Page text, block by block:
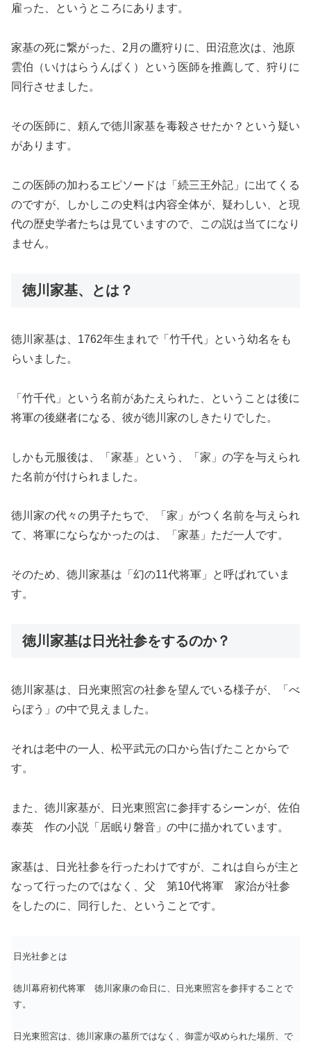
雇った、というところにあります。
家基の死に繋がった、2月の鷹狩りに、田沼意次は、池原
雲伯（いけはらうんぱく）という医師を推薦して、狩りに
同行させました。
その医師に、頼んで徳川家基を毒殺させたか？という疑い
があります。
この医師の加わるエピソードは「続三王外記」に出てくる
のですが、しかしこの史料は内容全体が、疑わしい、と現
代の歴史学者たちは見ていますので、この説は当てになり
ません。
徳川家基、とは？
徳川家基は、1762年生まれで「竹千代」という幼名をも
らいました。
「竹千代」という名前があたえられた、ということは後に
将軍の後継者になる、彼が徳川家のしきたりでした。
しかも元服後は、「家基」という、「家」の字を与えられ
た名前が付けられました。
徳川家の代々の男子たちで、「家」がつく名前を与えられ
て、将軍にならなかったのは、「家基」ただ一人です。
そのため、徳川家基は「幻の11代将軍」と呼ばれていま
す。
徳川家基は日光社参をするのか？
徳川家基は、日光東照宮の社参を望んでいる様子が、「べ
らぼう」の中で見えました。
それは老中の一人、松平武元の口から告げたことからで
す。
また、徳川家基が、日光東照宮に参拝するシーンが、佐伯
泰英 作の小説「居眠り磐音」の中に描かれています。
家基は、日光社参を行ったわけですが、これは自らが主と
なって行ったのではなく、父 第10代将軍 家治が社参
をしたのに、同行した、ということです。
日光社参とは
徳川幕府初代将軍 徳川家康の命日に、日光東照宮を参拝することで
す。
日光東照宮は、徳川家康の墓所ではなく、御霊が収められた場所、で